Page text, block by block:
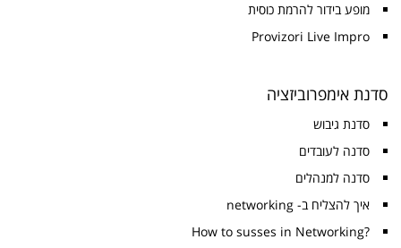
מופע בידור להרמת כוסית
Provizori Live Impro
סדנת אימפרוביזציה
סדנת גיבוש
סדנה לעובדים
סדנה למנהלים
איך להצליח ב- networking
?How to susses in Networking